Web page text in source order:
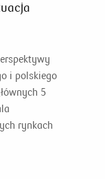
i polskiego
5
rynkach